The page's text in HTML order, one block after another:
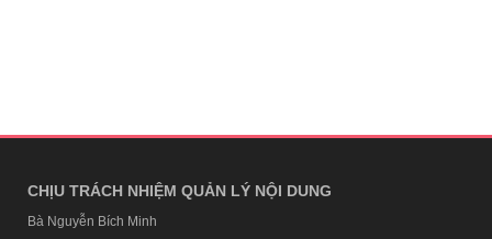
CHỊU TRÁCH NHIỆM QUẢN LÝ NỘI DUNG
Bà Nguyễn Bích Minh